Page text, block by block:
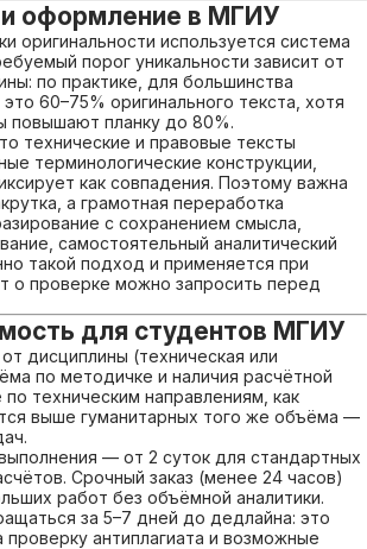
и оформление в МГИУ
оригинальности используется система
порог уникальности зависит от
по практике, для большинства
60–75% оригинального текста, хотя
повышают планку до 80%.
технические и правовые тексты
терминологические конструкции,
как совпадения. Поэтому важна
а грамотная переработка
с сохранением смысла,
самостоятельный аналитический
такой подход и применяется при
о проверке можно запросить перед
для студентов МГИУ
дисциплины (техническая или
по методичке и наличия расчётной
техническим направлениям, как
выше гуманитарных того же объёма —
— от 2 суток для стандартных
Срочный заказ (менее 24 часов)
работ без объёмной аналитики.
за 5–7 дней до дедлайна: это
проверку антиплагиата и возможные